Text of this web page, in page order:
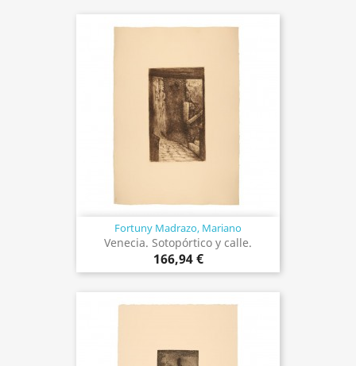
Fortuny Madrazo, Mariano
Venecia. Sotopórtico y calle.
166,94 €